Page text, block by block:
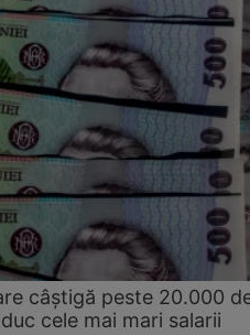
câștigă peste 20.000
cele mai mari salarii